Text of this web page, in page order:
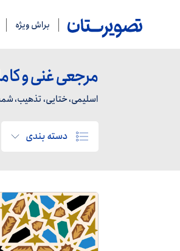
براش ویژه
مرجعی غنی و
اسلیمی، ختایی، تذهیب،
دسته بندی